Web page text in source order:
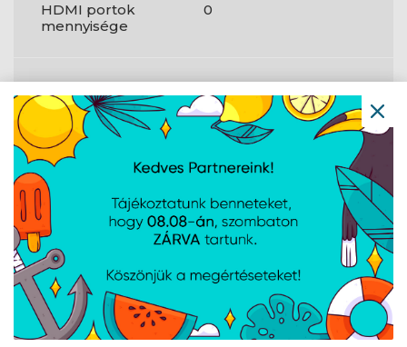
HDMI portok
mennyisége
0
Hangbemenet
VGA (D-Sub)
portok száma
0
Fejhallgató
kimenet